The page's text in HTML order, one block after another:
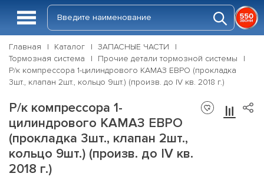
Главная Каталог
ЗАПАСНЫЕ ЧАСТИ
Тормозная система
Прочие детали тормозной системы
Р/к компрессора 1-цилиндрового КАМАЗ ЕВРО (прокладка
3шт., клапан 2шт., кольцо 9шт.) (произв. до IV кв. 2018 г.)
Р/к компрессора 1-
цилиндрового КАМАЗ ЕВРО
(прокладка 3шт., клапан 2шт.,
кольцо 9шт.) (произв. до IV кв.
2018 г.)